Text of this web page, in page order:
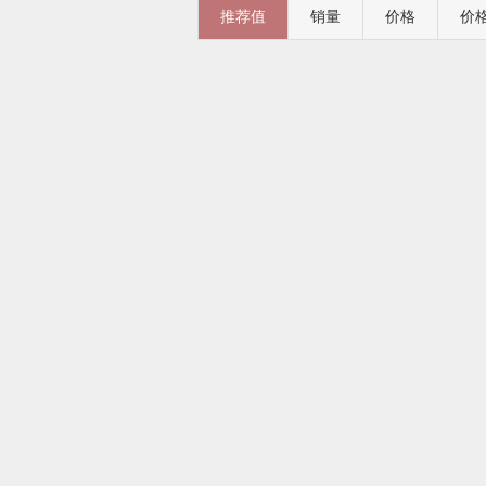
推荐值 销量 价格 价